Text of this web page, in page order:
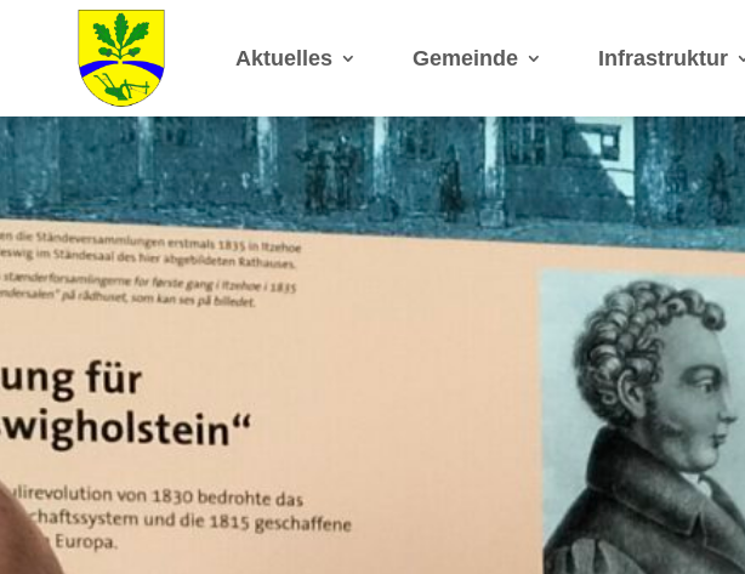
Aktuelles Gemeinde Infrastruktur